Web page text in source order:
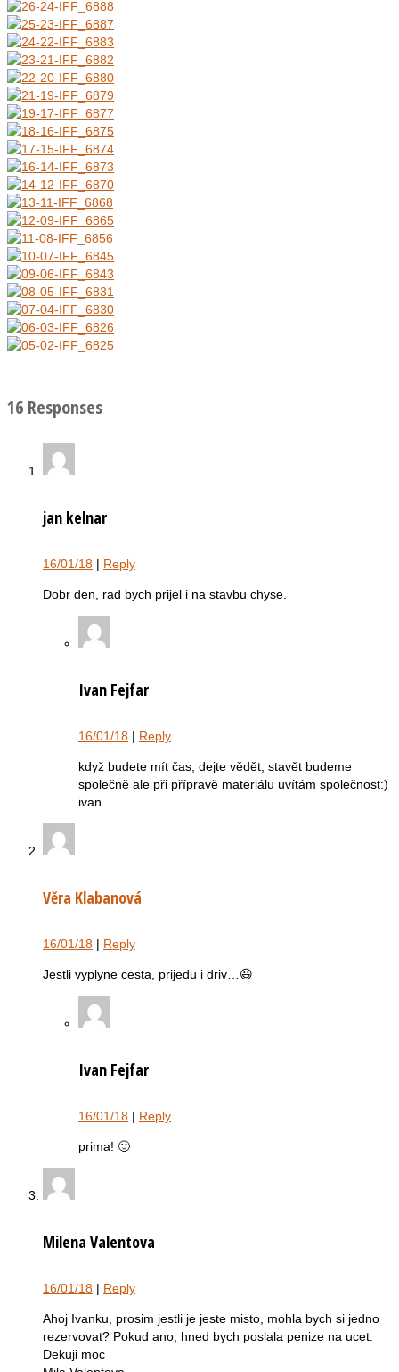
16 Responses
jan kelnar
16/01/18 | Reply
Dobr den, rad bych prijel i na stavbu chyse.
Ivan Fejfar
16/01/18 | Reply
když budete mít čas, dejte vědět, stavět budeme
společně ale při přípravě materiálu uvítám společnost:)
ivan
Věra Klabanová
16/01/18 | Reply
Jestli vyplyne cesta, prijedu i driv…😃
Ivan Fejfar
16/01/18 | Reply
prima! 🙂
Milena Valentova
16/01/18 | Reply
Ahoj Ivanku, prosim jestli je jeste misto, mohla bych si jedno
rezervovat? Pokud ano, hned bych poslala penize na ucet.
Dekuji moc